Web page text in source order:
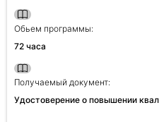
Обьем программы:
72 часа
Получаемый документ:
Удостоверение о повышении